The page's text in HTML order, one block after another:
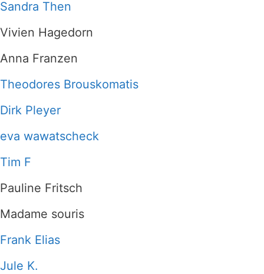
Sandra Then
Vivien Hagedorn
Anna Franzen
Theodores Brouskomatis
Dirk Pleyer
eva wawatscheck
Tim F
Pauline Fritsch
Madame souris
Frank Elias
Jule K.